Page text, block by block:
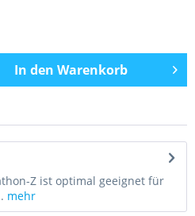
In den Warenkorb
Z ist optimal geeignet für
mehr